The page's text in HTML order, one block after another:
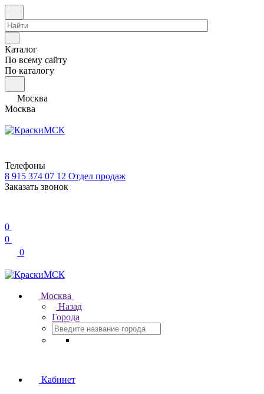
Каталог
По всему сайту
По каталогу
Москва
Москва
Телефоны
8 915 374 07 12 Отдел продаж
Заказать звонок
0
0
0
Москва
Назад
Города
Кабинет